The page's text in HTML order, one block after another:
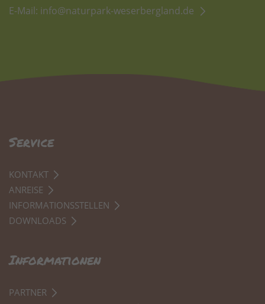
E-Mail: info@naturpark-weserbergland.de
Service
KONTAKT
ANREISE
INFORMATIONSSTELLEN
DOWNLOADS
Informationen
PARTNER